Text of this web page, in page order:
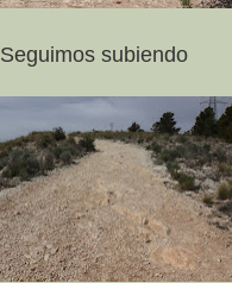
Seguimos subiendo